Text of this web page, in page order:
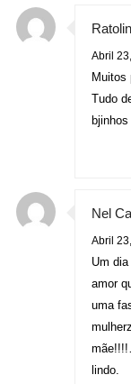
Abril
Muitos
Tudo
bjinhos
Nel
Abril
Um
amor
uma
lindo.